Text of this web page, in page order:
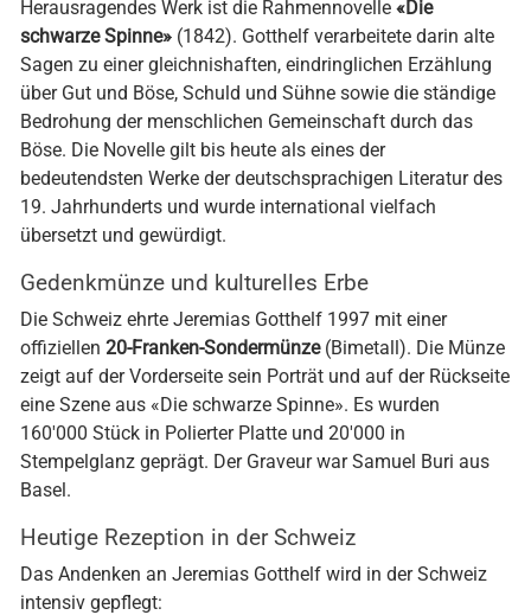
Herausragendes Werk ist die Rahmennovelle «Die
schwarze Spinne» (1842). Gotthelf verarbeitete darin alte
Sagen zu einer gleichnishaften, eindringlichen Erzählung
über Gut und Böse, Schuld und Sühne sowie die ständige
Bedrohung der menschlichen Gemeinschaft durch das
Böse. Die Novelle gilt bis heute als eines der
bedeutendsten Werke der deutschsprachigen Literatur des
19. Jahrhunderts und wurde international vielfach
übersetzt und gewürdigt.
Gedenkmünze und kulturelles Erbe
Die Schweiz ehrte Jeremias Gotthelf 1997 mit einer
offiziellen 20-Franken-Sondermünze(Bimetall). Die Münze
zeigt auf der Vorderseite sein Porträt und auf der Rückseite
eine Szene aus «Die schwarze Spinne». Es wurden
160'000 Stück in Polierter Platte und 20'000 in
Stempelglanz geprägt. Der Graveur war Samuel Buri aus
Basel.
Heutige Rezeption in der Schweiz
Das Andenken an Jeremias Gotthelf wird in der Schweiz
intensiv gepflegt: